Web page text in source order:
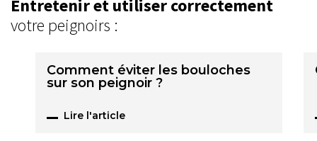
Entretenir et utiliser correctement
votre peignoirs :
Comment éviter les bouloches
sur son peignoir ?
Lire l'article